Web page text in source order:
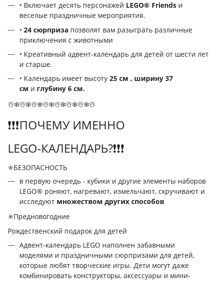
• Включает десять персонажей LEGO® Friends и
веселые праздничные мероприятия.
• 24 сюрприза позволят вам разыграть различные
приключения с животными
• Креативный адвент-календарь для детей от шести лет
и старше.
• Календарь имеет высоту 25 см , ширину 37
см и глубину 6 см.
☃️❄️☃️❄️☃️❄️☃️❄️☃️❄️☃️❄️☃️❄️☃️
❗️❗️❗️ПОЧЕМУ ИМЕННО
LEGO-КАЛЕНДАРЬ?❗️❗️❗️
✳️БЕЗОПАСНОСТЬ
в первую очередь - кубики и другие элементы наборов
LEGO® роняют, нагревают, измельчают, скручивают и
исследуют множеством других способов
✳️Предновогодние
Рождественский подарок для детей
Адвент-календарь LEGO наполнен забавными
моделями и праздничными сюрпризами для детей,
которые любят творческие игры. Дети могут даже
комбинировать конструкторы, аксессуары и мини-